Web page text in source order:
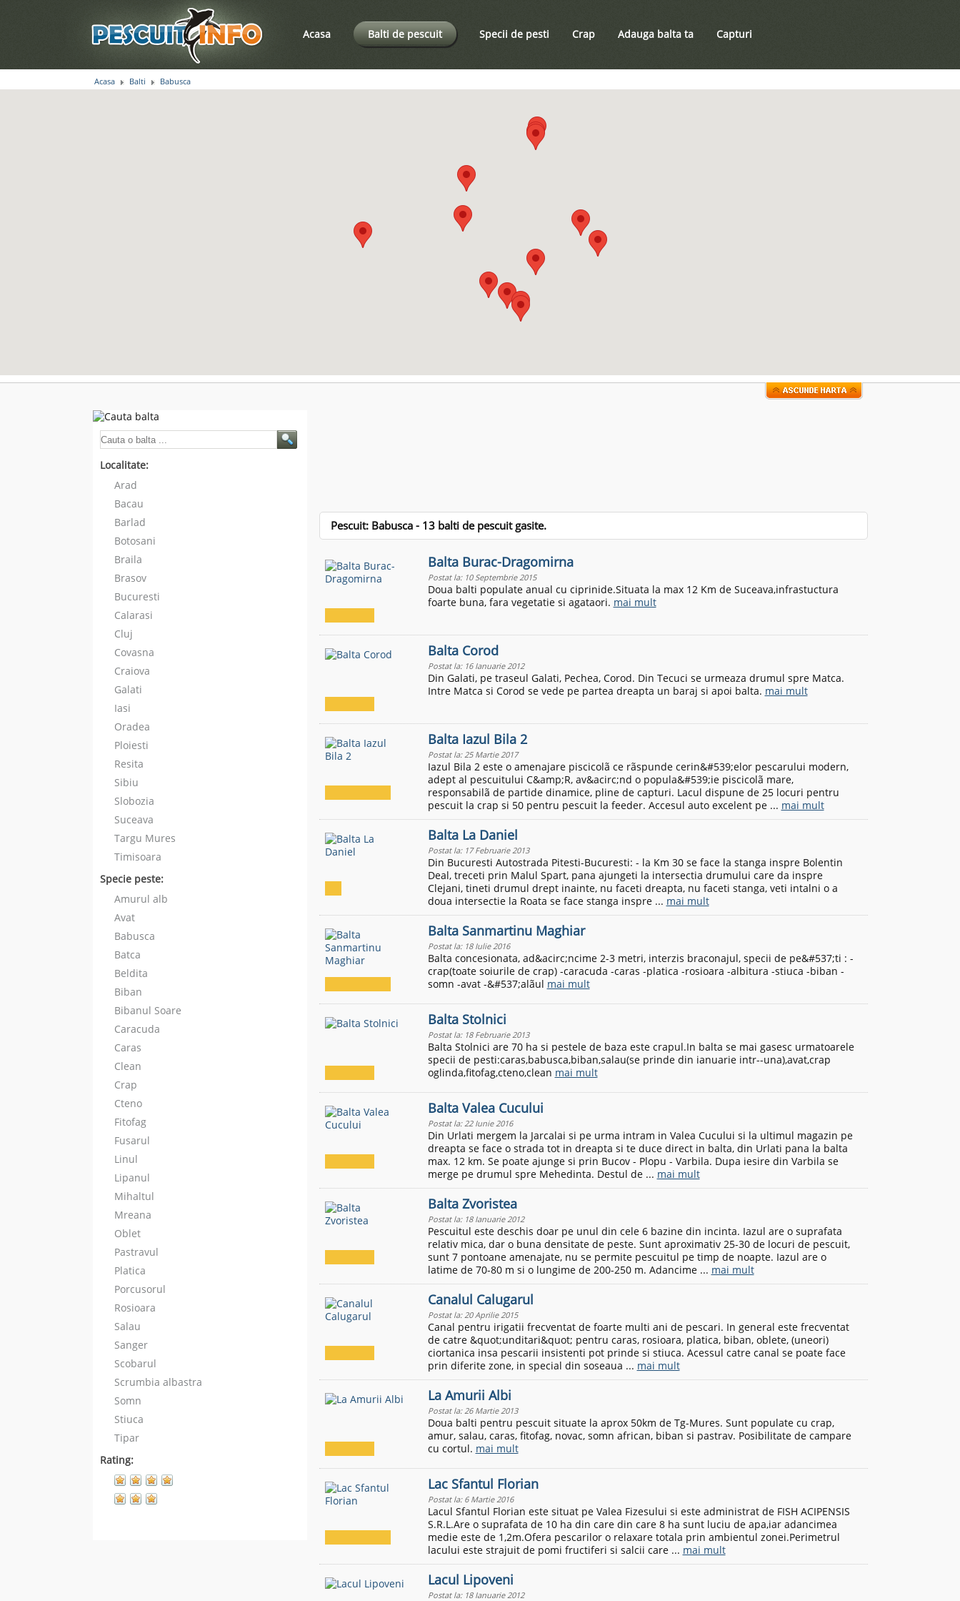
Acasa Balti de pescuit Specii de pesti Crap Adauga balta ta Capturi
Acasa Balti Babusca
Localitate:
Arad
Bacau
Barlad
Botosani
Braila
Brasov
Bucuresti
Calarasi
Cluj
Covasna
Craiova
Galati
Iasi
Oradea
Ploiesti
Resita
Sibiu
Slobozia
Suceava
Targu Mures
Timisoara
Specie peste:
Amurul alb
Avat
Babusca
Batca
Beldita
Biban
Bibanul Soare
Caracuda
Caras
Clean
Crap
Cteno
Fitofag
Fusarul
Linul
Lipanul
Mihaltul
Mreana
Oblet
Pastravul
Platica
Porcusorul
Rosioara
Salau
Sanger
Scobarul
Scrumbia albastra
Somn
Stiuca
Tipar
Rating:
Pescuit: Babusca - 13 balti de pescuit gasite.
Balta Burac-Dragomirna
Postat la: 10 Septembrie 2015
Doua balti populate anual cu ciprinide.Situata la max 12 Km de Suceava,infrastuctura
foarte buna, fara vegetatie si agataori. mai mult
Balta Corod
Postat la: 16 Ianuarie 2012
Din Galati, pe traseul Galati, Pechea, Corod. Din Tecuci se urmeaza drumul spre Matca.
Intre Matca si Corod se vede pe partea dreapta un baraj si apoi balta. mai mult
Balta Iazul Bila 2
Postat la: 25 Martie 2017
Iazul Bila 2 este o amenajare piscicolã ce rãspunde cerin&#539;elor pescarului modern,
adept al pescuitului C&amp;R, av&acirc;nd o popula&#539;ie piscicolã mare,
responsabilã de partide dinamice, pline de capturi. Lacul dispune de 25 locuri pentru
pescuit la crap si 50 pentru pescuit la feeder. Accesul auto excelent pe ... mai mult
Balta La Daniel
Postat la: 17 Februarie 2013
Din Bucuresti Autostrada Pitesti-Bucuresti: - la Km 30 se face la stanga inspre Bolentin
Deal, treceti prin Malul Spart, pana ajungeti la intersectia drumului care da inspre
Clejani, tineti drumul drept inainte, nu faceti dreapta, nu faceti stanga, veti intalni o a
doua intersectie la Roata se face stanga inspre ... mai mult
Balta Sanmartinu Maghiar
Postat la: 18 Iulie 2016
Balta concesionata, ad&acirc;ncime 2-3 metri, interzis braconajul, specii de pe&#537;ti : -
crap(toate soiurile de crap) -caracuda -caras -platica -rosioara -albitura -stiuca -biban -
somn -avat -&#537;alãul mai mult
Balta Stolnici
Postat la: 18 Februarie 2013
Balta Stolnici are 70 ha si pestele de baza este crapul.In balta se mai gasesc urmatoarele
specii de pesti:caras,babusca,biban,salau(se prinde din ianuarie intr--una),avat,crap
oglinda,fitofag,cteno,clean mai mult
Balta Valea Cucului
Postat la: 22 Iunie 2016
Din Urlati mergem la Jarcalai si pe urma intram in Valea Cucului si la ultimul magazin pe
dreapta se face o strada tot in dreapta si te duce direct in balta, din Urlati pana la balta
max. 12 km. Se poate ajunge si prin Bucov - Plopu - Varbila. Dupa iesire din Varbila se
merge pe drumul spre Mehedinta. Destul de ... mai mult
Balta Zvoristea
Postat la: 18 Ianuarie 2012
Pescuitul este deschis doar pe unul din cele 6 bazine din incinta. Iazul are o suprafata
relativ mica, dar o buna densitate de peste. Sunt aproximativ 25-30 de locuri de pescuit,
sunt 7 pontoane amenajate, nu se permite pescuitul pe timp de noapte. Iazul are o
latime de 70-80 m si o lungime de 200-250 m. Adancime ... mai mult
Canalul Calugarul
Postat la: 20 Aprilie 2015
Canal pentru irigatii frecventat de foarte multi ani de pescari. In general este frecventat
de catre &quot;unditari&quot; pentru caras, rosioara, platica, biban, oblete, (uneori)
ciortanica insa pescarii insistenti pot prinde si stiuca. Acessul catre canal se poate face
prin diferite zone, in special din soseaua ... mai mult
La Amurii Albi
Postat la: 26 Martie 2013
Doua balti pentru pescuit situate la aprox 50km de Tg-Mures. Sunt populate cu crap,
amur, salau, caras, fitofag, novac, somn african, biban si pastrav. Posibilitate de campare
cu cortul. mai mult
Lac Sfantul Florian
Postat la: 6 Martie 2016
Lacul Sfantul Florian este situat pe Valea Fizesului si este administrat de FISH ACIPENSIS
S.R.L.Are o suprafata de 10 ha din care din care 8 ha sunt luciu de apa,iar adancimea
medie este de 1,2m.Ofera pescarilor o relaxare totala prin ambientul zonei.Perimetrul
lacului este strajuit de pomi fructiferi si salcii care ... mai mult
Lacul Lipoveni
Postat la: 18 Ianuarie 2012